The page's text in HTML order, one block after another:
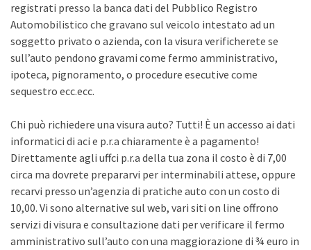
registrati presso la banca dati del Pubblico Registro
Automobilistico che gravano sul veicolo intestato ad un
soggetto privato o azienda, con la visura verificherete se
sull’auto pendono gravami come fermo amministrativo,
ipoteca, pignoramento, o procedure esecutive come
sequestro ecc.ecc.
Chi può richiedere una visura auto? Tutti! È un accesso ai dati
informatici di aci e p.r.a chiaramente è a pagamento!
Direttamente agli uffci p.r.a della tua zona il costo è di 7,00
circa ma dovrete prepararvi per interminabili attese, oppure
recarvi presso un’agenzia di pratiche auto con un costo di
10,00. Vi sono alternative sul web, vari siti on line offrono
servizi di visura e consultazione dati per verificare il fermo
amministrativo sull’auto con una maggiorazione di ¾ euro in